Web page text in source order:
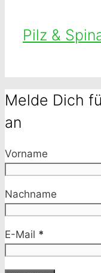
Pilz &
Melde Dich
an
Vorname
Nachname
E-Mail *